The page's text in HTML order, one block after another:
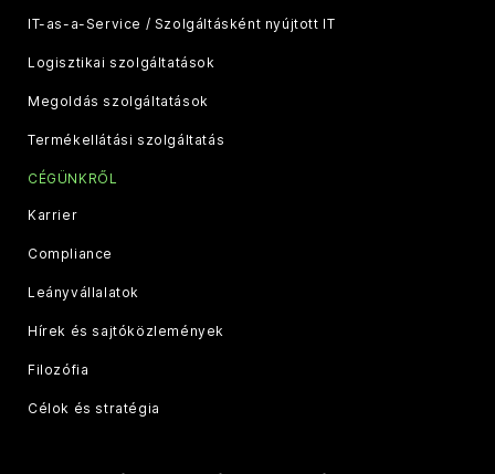
IT-as-a-Service / Szolgáltásként nyújtott IT
Logisztikai szolgáltatások
Megoldás szolgáltatások
Termékellátási szolgáltatás
CÉGÜNKRŐL
Karrier
Compliance
Leányvállalatok
Hírek és sajtóközlemények
Filozófia
Célok és stratégia